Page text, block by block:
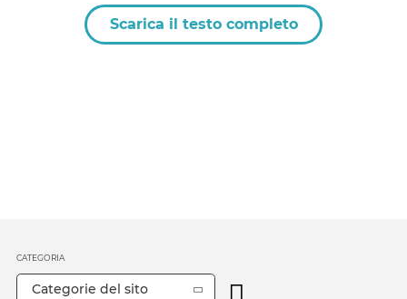
Scarica il testo completo
CATEGORIA
Categorie del sito